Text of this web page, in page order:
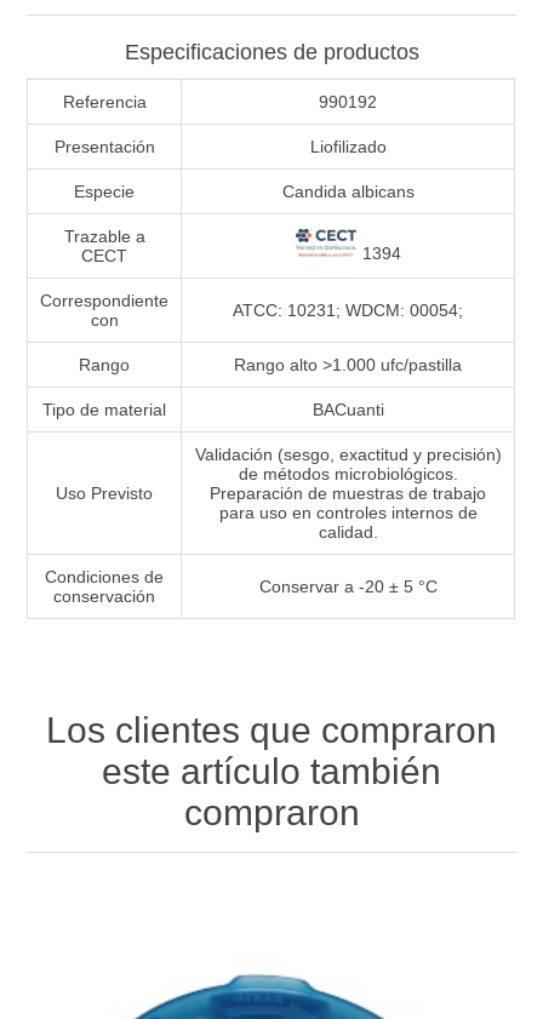
Especificaciones de productos
Referencia 990192
Presentación Liofilizado
Especie Candida albicans
Trazable a
CECT
1394
Correspondiente
con
ATCC: 10231; WDCM: 00054;
Rango Rango alto >1.000 ufc/pastilla
Tipo de material BACuanti
Uso Previsto
Validación (sesgo, exactitud y precisión)
de métodos microbiológicos.
Preparación de muestras de trabajo
para uso en controles internos de
calidad.
Condiciones de
conservación
Conservar a -20 ± 5 °C
Los clientes que compraron
este artículo también
compraron